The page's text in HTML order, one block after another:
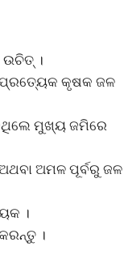
ଉଚିତ୍ ।
ପ୍ରତ୍ୟେକ କୃଷକ ଜଳ
ନଥିଲେ ମୁଖ୍ୟ ଜମିରେ
ଅମଳ ପୂର୍ବରୁ ଜଳ
।
।